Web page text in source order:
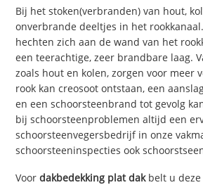
Bij het stoken(verbranden) van hout,
onverbrande deeltjes in het
hechten zich aan de wand van het
een teerachtige, zeer brandbare laag.
zoals hout en kolen, zorgen voor meer
rook kan creosoot ontstaan, een
en een schoorsteenbrand tot gevolg
bij schoorsteenproblemen altijd een
schoorsteenvegersbedrijf in onze
schoorsteeninspecties ook
Voordakbedekking plat dakbelt u deze